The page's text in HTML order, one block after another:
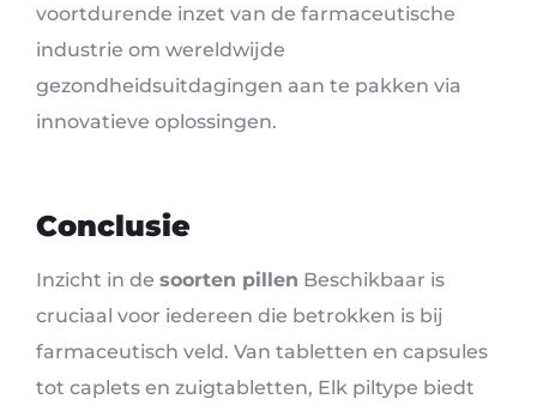
voortdurende inzet van de farmaceutische
industrie om wereldwijde
gezondheidsuitdagingen aan te pakken via
innovatieve oplossingen.
Conclusie
Inzicht in de soorten pillen Beschikbaar is
cruciaal voor iedereen die betrokken is bij
farmaceutisch veld. Van tabletten en capsules
tot caplets en zuigtabletten, Elk piltype biedt